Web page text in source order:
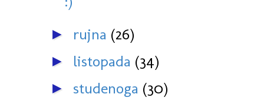
► rujna (26)
► listopada (34)
► studenoga (30)